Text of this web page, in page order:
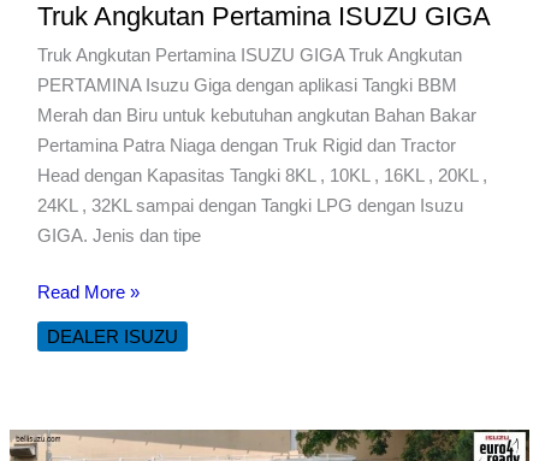
Truk Angkutan Pertamina ISUZU GIGA
Truk Angkutan Pertamina ISUZU GIGA Truk Angkutan
PERTAMINA Isuzu Giga dengan aplikasi Tangki BBM
Merah dan Biru untuk kebutuhan angkutan Bahan Bakar
Pertamina Patra Niaga dengan Truk Rigid dan Tractor
Head dengan Kapasitas Tangki 8KL , 10KL , 16KL , 20KL ,
24KL , 32KL sampai dengan Tangki LPG dengan Isuzu
GIGA. Jenis dan tipe
Truk
Angkutan
Pertamina
Read More »
DEALER ISUZU